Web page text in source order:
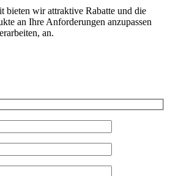
bieten wir attraktive Rabatte und die
an Ihre Anforderungen anzupassen
an.